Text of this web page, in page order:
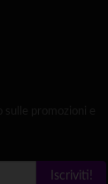
Iscriviti!